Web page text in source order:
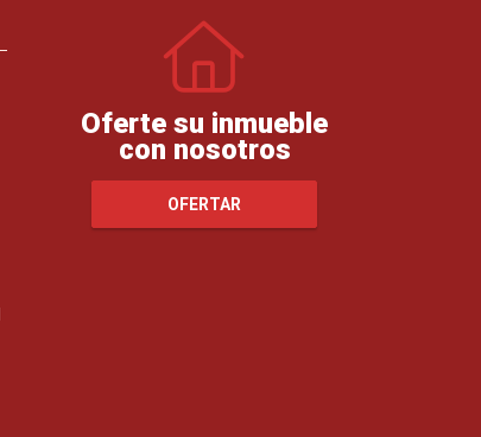
Oferte su inmueble
con nosotros
OFERTAR